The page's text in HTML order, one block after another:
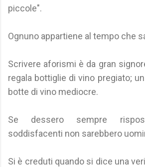
piccole".
Ognuno appartiene al tempo che
Scrivere aforismi è da gran
regala bottiglie di vino pregiato;
botte di vino mediocre.
Se dessero sempre
soddisfacenti non sarebbero
Si è creduti quando si dice una